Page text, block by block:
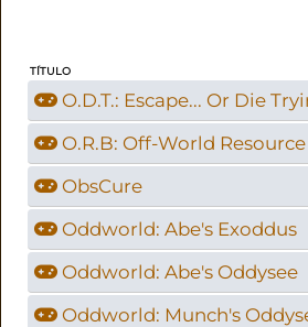
TÍTULO
O.D.T.: Escape... Or Die
O.R.B: Off-World
ObsCure
Oddworld: Abe's Exoddus
Oddworld: Abe's Oddysee
Oddworld: Munch's